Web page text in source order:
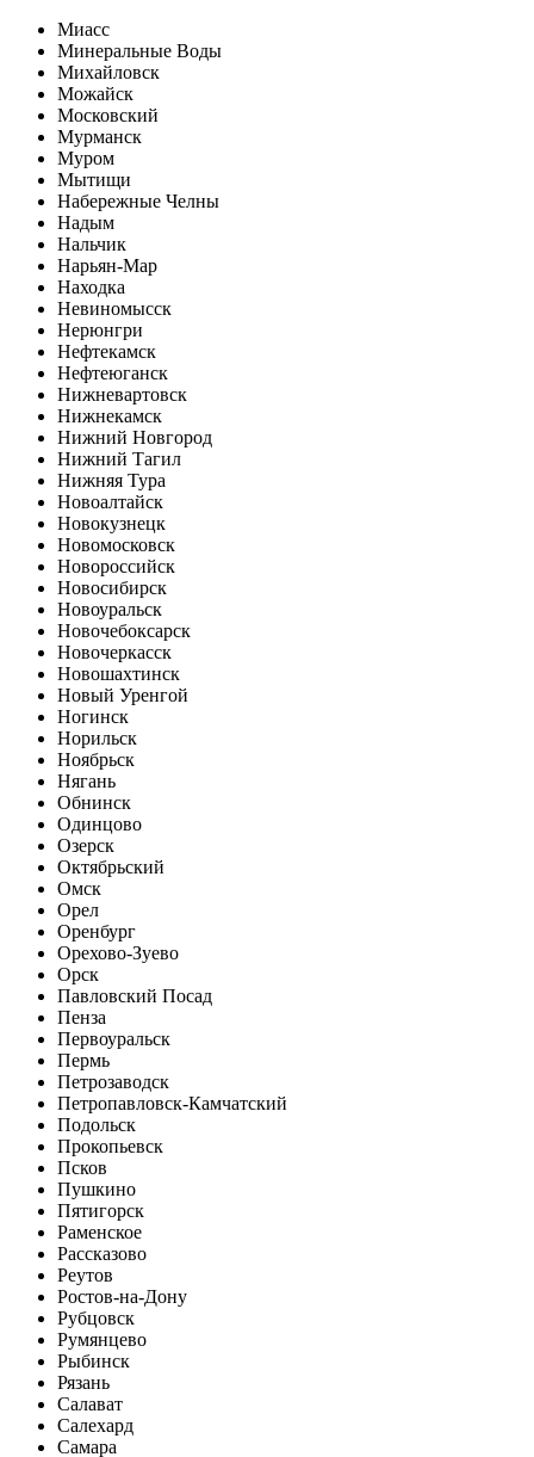
Миасс
Минеральные Воды
Михайловск
Можайск
Московский
Мурманск
Муром
Мытищи
Набережные Челны
Надым
Нальчик
Нарьян-Мар
Находка
Невиномысск
Нерюнгри
Нефтекамск
Нефтеюганск
Нижневартовск
Нижнекамск
Нижний Новгород
Нижний Тагил
Нижняя Тура
Новоалтайск
Новокузнецк
Новомосковск
Новороссийск
Новосибирск
Новоуральск
Новочебоксарск
Новочеркасск
Новошахтинск
Новый Уренгой
Ногинск
Норильск
Ноябрьск
Нягань
Обнинск
Одинцово
Озерск
Октябрьский
Омск
Орел
Оренбург
Орехово-Зуево
Орск
Павловский Посад
Пенза
Первоуральск
Пермь
Петрозаводск
Петропавловск-Камчатский
Подольск
Прокопьевск
Псков
Пушкино
Пятигорск
Раменское
Рассказово
Реутов
Ростов-на-Дону
Рубцовск
Румянцево
Рыбинск
Рязань
Салават
Салехард
Самара